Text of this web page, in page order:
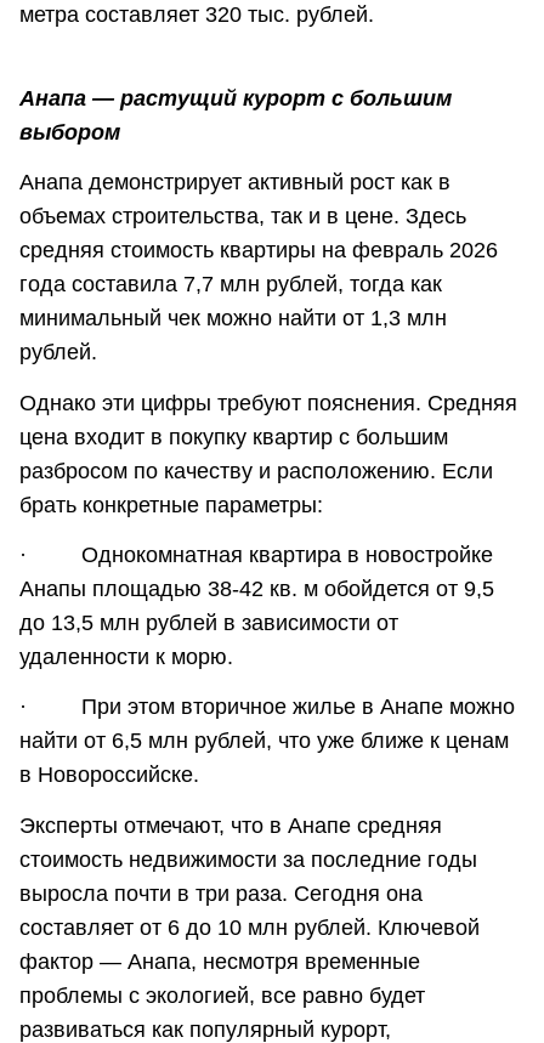
метра составляет 320 тыс. рублей.
Анапа — растущий курорт с большим
выбором
Анапа демонстрирует активный рост как в
объемах строительства, так и в цене. Здесь
средняя стоимость квартиры на февраль 2026
года составила 7,7 млн рублей, тогда как
минимальный чек можно найти от 1,3 млн
рублей.
Однако эти цифры требуют пояснения. Средняя
цена входит в покупку квартир с большим
разбросом по качеству и расположению. Если
брать конкретные параметры:
· Однокомнатная квартира в новостройке
Анапы площадью 38-42 кв. м обойдется от 9,5
до 13,5 млн рублей в зависимости от
удаленности к морю.
· При этом вторичное жилье в Анапе можно
найти от 6,5 млн рублей, что уже ближе к ценам
в Новороссийске.
Эксперты отмечают, что в Анапе средняя
стоимость недвижимости за последние годы
выросла почти в три раза. Сегодня она
составляет от 6 до 10 млн рублей. Ключевой
фактор — Анапа, несмотря временные
проблемы с экологией, все равно будет
развиваться как популярный курорт,